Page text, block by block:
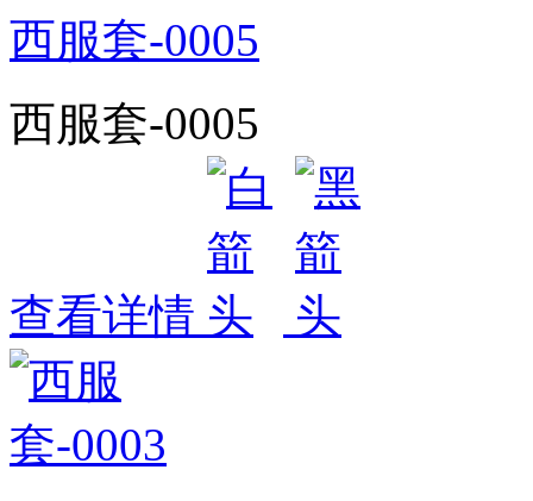
西服套-0005
西服套-0005
查看详情